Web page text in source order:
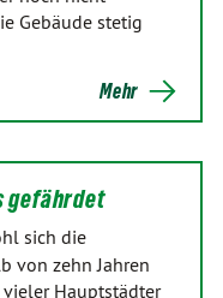
Gebäude stetig
Mehr
gefährdet
sich die
von zehn Jahren
Hauptstädter